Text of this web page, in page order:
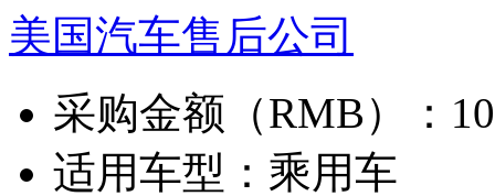
美国汽车售后公司
采购金额（RMB）：
适用车型： 乘用车